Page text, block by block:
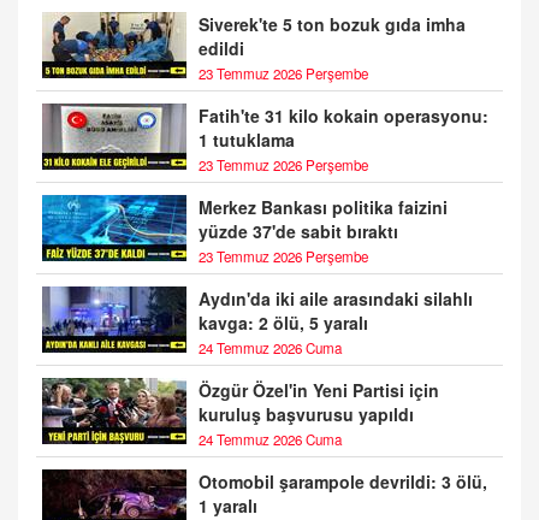
Siverek'te 5 ton bozuk gıda imha
edildi
23 Temmuz 2026 Perşembe
Fatih'te 31 kilo kokain operasyonu:
1 tutuklama
23 Temmuz 2026 Perşembe
Merkez Bankası politika faizini
yüzde 37'de sabit bıraktı
23 Temmuz 2026 Perşembe
Aydın'da iki aile arasındaki silahlı
kavga: 2 ölü, 5 yaralı
24 Temmuz 2026 Cuma
Özgür Özel'in Yeni Partisi için
kuruluş başvurusu yapıldı
24 Temmuz 2026 Cuma
Otomobil şarampole devrildi: 3 ölü,
1 yaralı